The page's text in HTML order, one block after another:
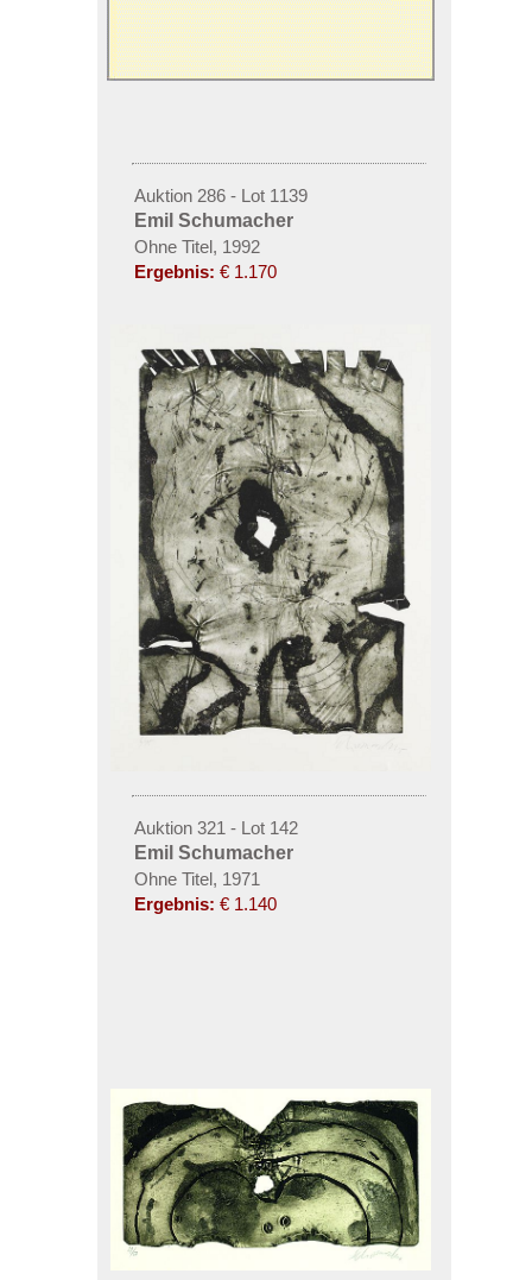
Auktion 286 - Lot 1139
Emil Schumacher
Ohne Titel, 1992
Ergebnis: € 1.170
Auktion 321 - Lot 142
Emil Schumacher
Ohne Titel, 1971
Ergebnis: € 1.140